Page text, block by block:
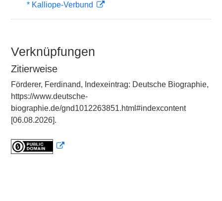
* Kalliope-Verbund
Verknüpfungen
Zitierweise
Förderer, Ferdinand, Indexeintrag: Deutsche Biographie,
https://www.deutsche-
biographie.de/gnd1012263851.html#indexcontent
[06.08.2026].